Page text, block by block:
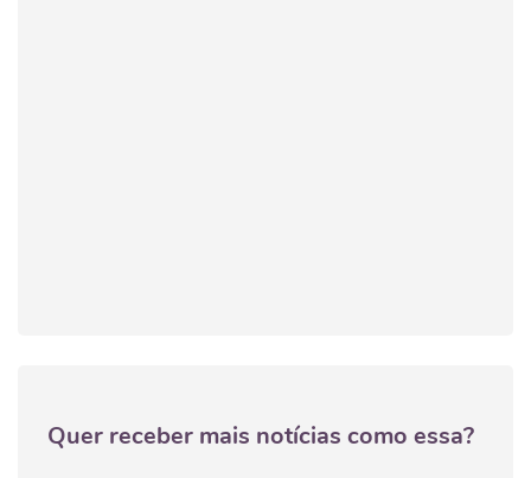
Quer receber mais notícias como essa?